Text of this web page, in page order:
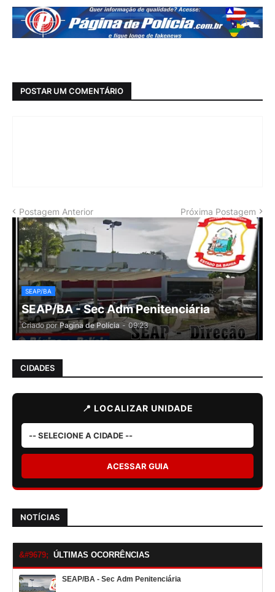
POSTAR UM COMENTÁRIO
Postagem Anterior Próxima Postagem
SEAP/BA
SEAP/BA - Sec Adm Penitenciária
Criado por Pagina de Polícia - 09:23
CIDADES
📍 LOCALIZAR UNIDADE
ACESSAR GUIA
NOTÍCIAS
ÚLTIMAS OCORRÊNCIAS
SEAP/BA - Sec Adm Penitenciária